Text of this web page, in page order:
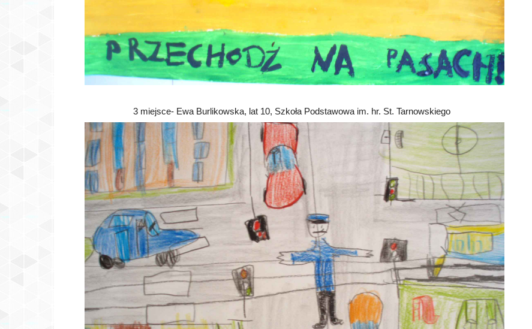
3 miejsce- Ewa Burlikowska, lat 10, Szkoła Podstawowa im. hr. St. Tarnowskiego